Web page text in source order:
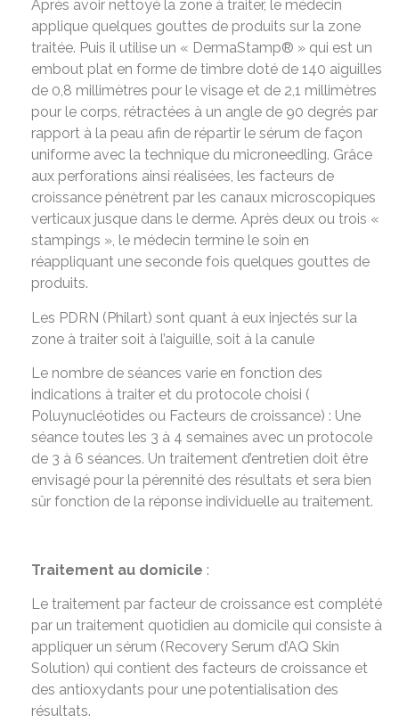
Après avoir nettoyé la zone à traiter, le médecin
applique quelques gouttes de produits sur la zone
traitée. Puis il utilise un « DermaStamp® » qui est un
embout plat en forme de timbre doté de 140 aiguilles
de 0,8 millimètres pour le visage et de 2,1 millimètres
pour le corps, rétractées à un angle de 90 degrés par
rapport à la peau afin de répartir le sérum de façon
uniforme avec la technique du microneedling. Grâce
aux perforations ainsi réalisées, les facteurs de
croissance pénètrent par les canaux microscopiques
verticaux jusque dans le derme. Après deux ou trois «
stampings », le médecin termine le soin en
réappliquant une seconde fois quelques gouttes de
produits.
Les PDRN (Philart) sont quant à eux injectés sur la
zone à traiter soit à l’aiguille, soit à la canule
Le nombre de séances varie en fonction des
indications à traiter et du protocole choisi (
Poluynucléotides ou Facteurs de croissance) : Une
séance toutes les 3 à 4 semaines avec un protocole
de 3 à 6 séances. Un traitement d’entretien doit être
envisagé pour la pérennité des résultats et sera bien
sûr fonction de la réponse individuelle au traitement.
Traitement au domicile :
Le traitement par facteur de croissance est complété
par un traitement quotidien au domicile qui consiste à
appliquer un sérum (Recovery Serum d’AQ Skin
Solution) qui contient des facteurs de croissance et
des antioxydants pour une potentialisation des
résultats.